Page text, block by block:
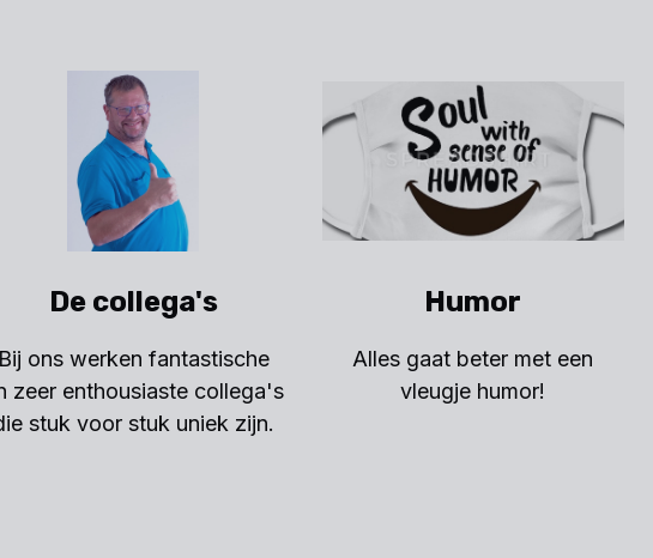
De collega's
Bij ons werken fantastische
zeer enthousiaste collega's
stuk voor stuk uniek zijn.
Humor
Alles gaat beter met een
vleugje humor!